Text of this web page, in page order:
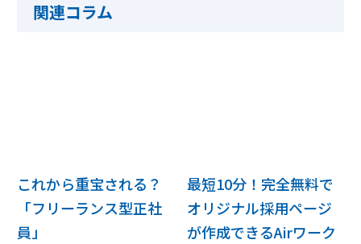
関連コラム
これから重宝される？
「フリーランス型正社
員」
最短10分！完全無料で
オリジナル採用ページ
が作成できるAirワーク